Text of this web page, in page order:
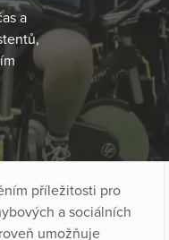
a
příležitosti pro
a sociálních
umožňuje